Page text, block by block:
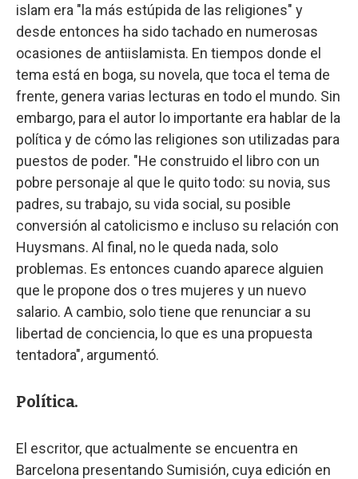
islam era "la más estúpida de las religiones" y
desde entonces ha sido tachado en numerosas
ocasiones de antiislamista. En tiempos donde el
tema está en boga, su novela, que toca el tema de
frente, genera varias lecturas en todo el mundo. Sin
embargo, para el autor lo importante era hablar de la
política y de cómo las religiones son utilizadas para
puestos de poder. "He construido el libro con un
pobre personaje al que le quito todo: su novia, sus
padres, su trabajo, su vida social, su posible
conversión al catolicismo e incluso su relación con
Huysmans. Al final, no le queda nada, solo
problemas. Es entonces cuando aparece alguien
que le propone dos o tres mujeres y un nuevo
salario. A cambio, solo tiene que renunciar a su
libertad de conciencia, lo que es una propuesta
tentadora", argumentó.
Política.
El escritor, que actualmente se encuentra en
Barcelona presentando Sumisión, cuya edición en